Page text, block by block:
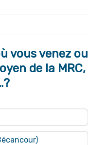
vous venez ou
de la MRC,